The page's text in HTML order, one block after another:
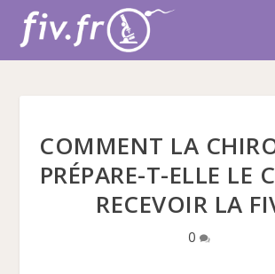
COMMENT LA
PRÉPARE-T-ELLE LE
RECEVOIR LA
0